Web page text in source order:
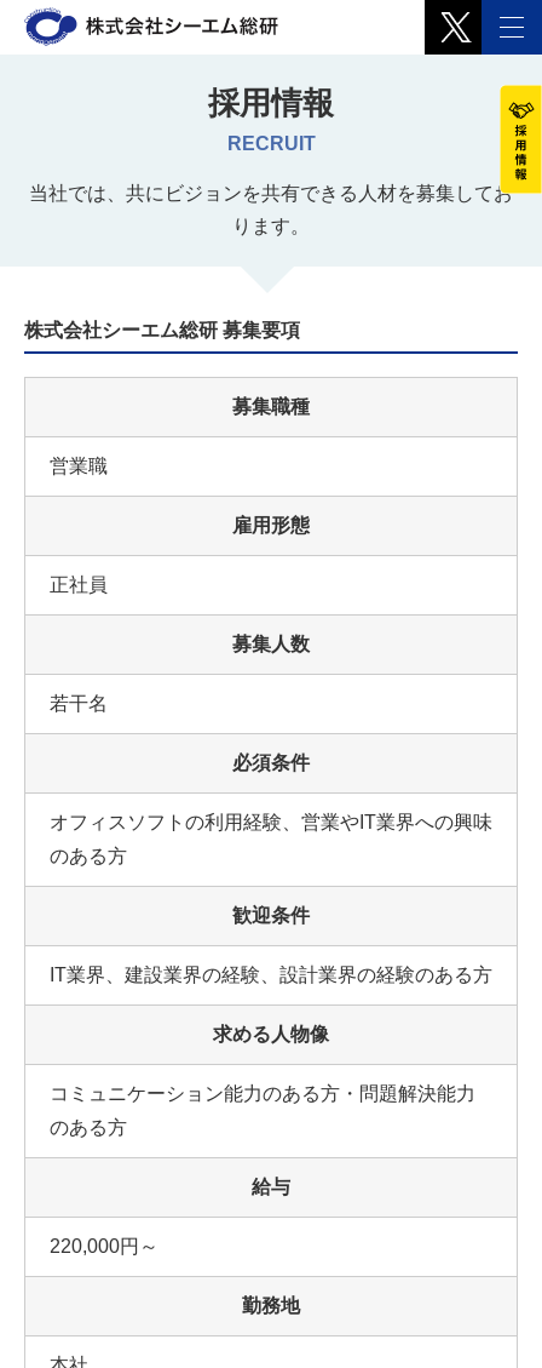
採用情報
RECRUIT
当社では、共にビジョンを共有できる人材を募集してお
ります。
株式会社シーエム総研 募集要項
募集職種
営業職
雇用形態
正社員
募集人数
若干名
必須条件
オフィスソフトの利用経験、営業やIT業界への興味
のある方
歓迎条件
IT業界、建設業界の経験、設計業界の経験のある方
求める人物像
コミュニケーション能力のある方・問題解決能力
のある方
給与
220,000円～
勤務地